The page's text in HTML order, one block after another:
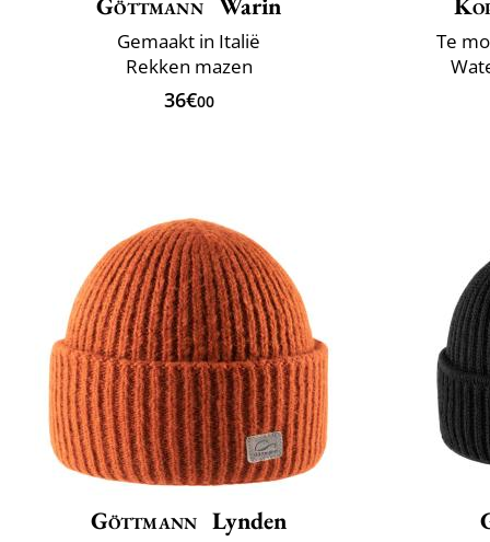
Gemaakt in Italië
Rekken mazen
36€00
Te
Göttmann Lynden